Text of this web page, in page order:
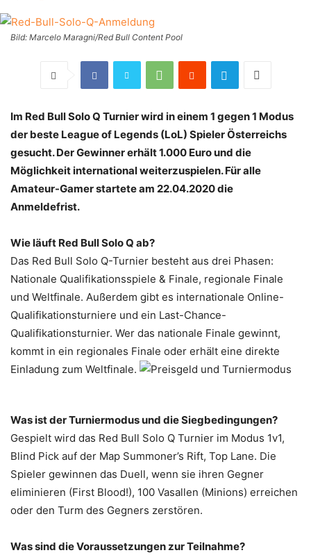
Bild: Marcelo Maragni/Red Bull Content Pool
Im Red Bull Solo Q Turnier wird in einem 1 gegen 1 Modus
der beste League of Legends (LoL) Spieler Österreichs
gesucht. Der Gewinner erhält 1.000 Euro und die
Möglichkeit international weiterzuspielen. Für alle
Amateur-Gamer startete am 22.04.2020 die
Anmeldefrist.
Wie läuft Red Bull Solo Q ab?
Das Red Bull Solo Q-Turnier besteht aus drei Phasen:
Nationale Qualifikationsspiele & Finale, regionale Finale
und Weltfinale. Außerdem gibt es internationale Online-
Qualifikationsturniere und ein Last-Chance-
Qualifikationsturnier. Wer das nationale Finale gewinnt,
kommt in ein regionales Finale oder erhält eine direkte
Einladung zum Weltfinale.
Was ist der Turniermodus und die Siegbedingungen?
Gespielt wird das Red Bull Solo Q Turnier im Modus 1v1,
Blind Pick auf der Map Summoner’s Rift, Top Lane. Die
Spieler gewinnen das Duell, wenn sie ihren Gegner
eliminieren (First Blood!), 100 Vasallen (Minions) erreichen
oder den Turm des Gegners zerstören.
Was sind die Voraussetzungen zur Teilnahme?